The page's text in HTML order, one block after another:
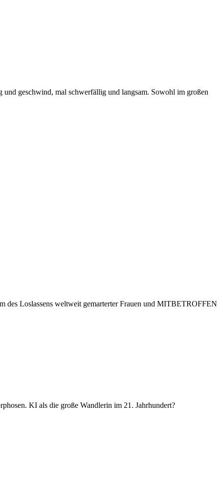
geschwind, mal schwerfällig und langsam. Sowohl im großen
Loslassens weltweit gemarterter Frauen und MITBETROFFEN
KI als die große Wandlerin im 21. Jahrhundert?